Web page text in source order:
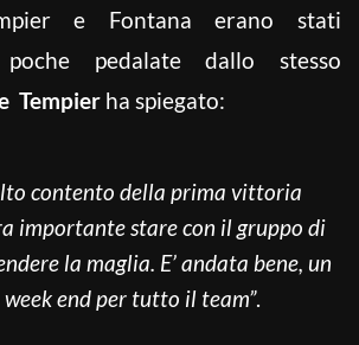
e Fontana erano stati
pedalate dallo stesso
Tempier ha spiegato:
contento della prima vittoria
importante stare con il gruppo di
la maglia. E’ andata bene, un
week end per tutto il team”.